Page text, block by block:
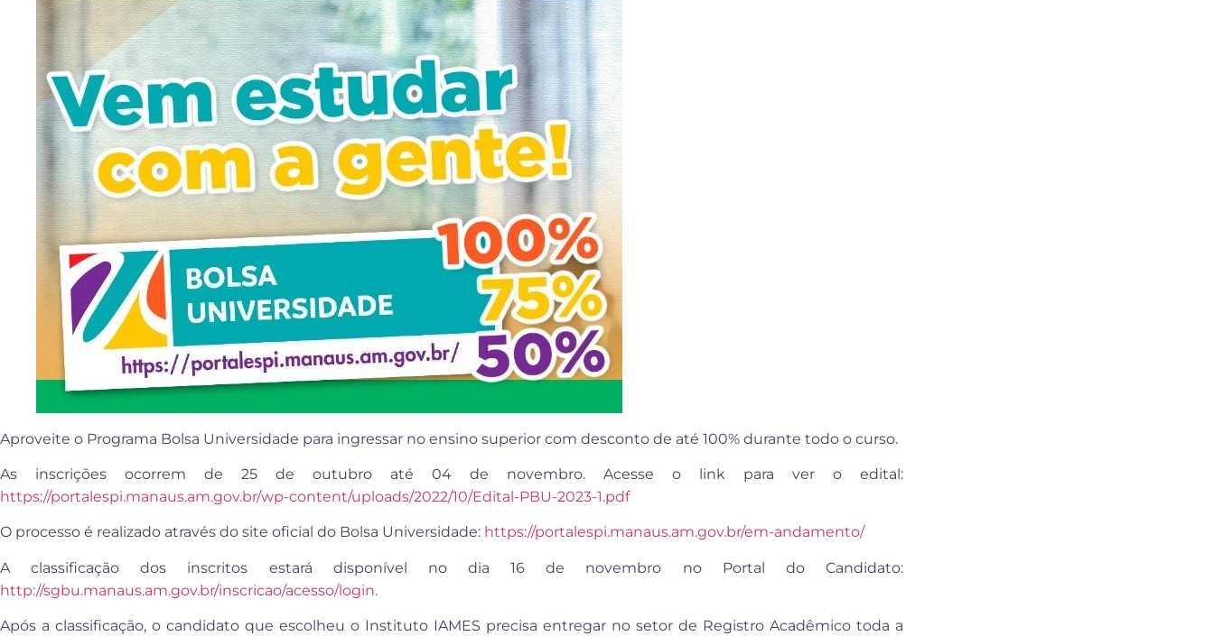
Aproveite o Programa Bolsa Universidade para ingressar no ensino superior com desconto de até 100% durante todo o curso.
As inscrições ocorrem de 25 de outubro até 04 de novembro. Acesse o link para ver o edital:
https://portalespi.manaus.am.gov.br/wp-content/uploads/2022/10/Edital-PBU-2023-1.pdf
O processo é realizado através do site oficial do Bolsa Universidade: https://portalespi.manaus.am.gov.br/em-andamento/
A classificação dos inscritos estará disponível no dia 16 de novembro no Portal do Candidato:
http://sgbu.manaus.am.gov.br/inscricao/acesso/login.
Após a classificação, o candidato que escolheu o Instituto IAMES precisa entregar no setor de Registro Acadêmico toda a